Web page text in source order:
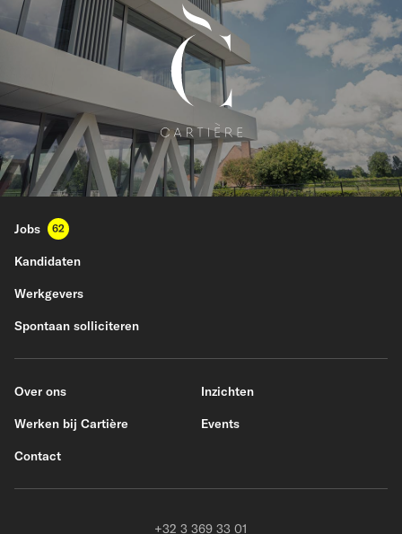
Jobs 62
Kandidaten
Werkgevers
Spontaan solliciteren
Over ons
Werken bij Cartière
Contact
Inzichten
Events
+32 3 369 33 01